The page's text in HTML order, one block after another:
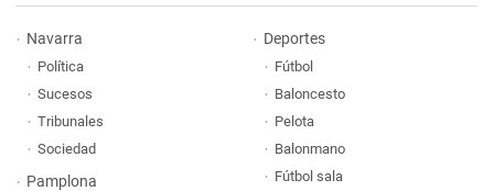
Navarra
Política
Sucesos
Tribunales
Sociedad
Pamplona
Deportes
Fútbol
Baloncesto
Pelota
Balonmano
Fútbol sala